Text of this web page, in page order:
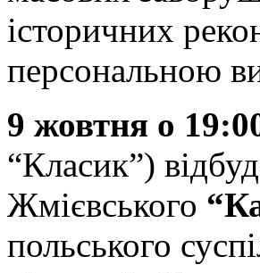
історичних
персональною
9 жовтня о
“Класик”)
Жмієвського
польського